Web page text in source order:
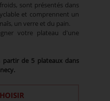
sont présentés dans
et comprennent un
un verre et du pain.
votre plateau d'une
de 5 plateaux dans